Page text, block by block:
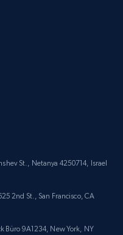
price, Final
description,
Discount,
St., Netanya 4250714, Israel
2nd St., San Francisco, CA
Büro 9A1234, New York, NY